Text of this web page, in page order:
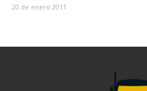
20 de enero 2011